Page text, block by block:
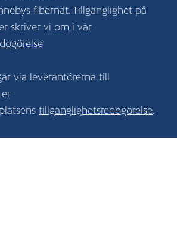
fibernät. Tillgänglighet på
skriver vi om i vår
via leverantörerna till
tillgänglighetsredogörelse.